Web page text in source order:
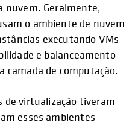
nuvem. Geralmente,
o ambiente de nuvem
executando VMs
e balanceamento
camada de computação.
de virtualização tiveram
esses ambientes